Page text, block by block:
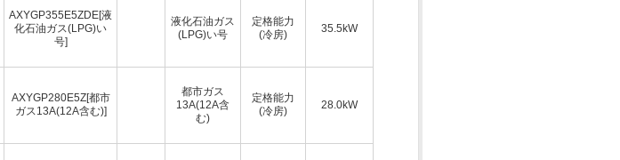
AXYGP355E5ZDE[液
化石油ガス(LPG)い
号]
液化石油ガス
(LPG)い号
定格能力
(冷房)
35.5kW
AXYGP280E5Z[都市
ガス13A(12A含む)]
都市ガス
13A(12A含
む)
定格能力
(冷房)
28.0kW